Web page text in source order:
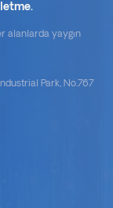
alanlarda yaygın
Park, No.767